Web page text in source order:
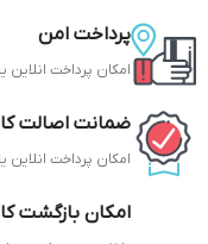
پرداخت امن
امکان پرداخت
ضمانت اصالت
امکان پرداخت انلاین
امکان بازگشت